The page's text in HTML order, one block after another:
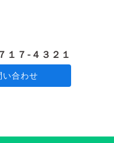
１７-４３２１
い合わせ